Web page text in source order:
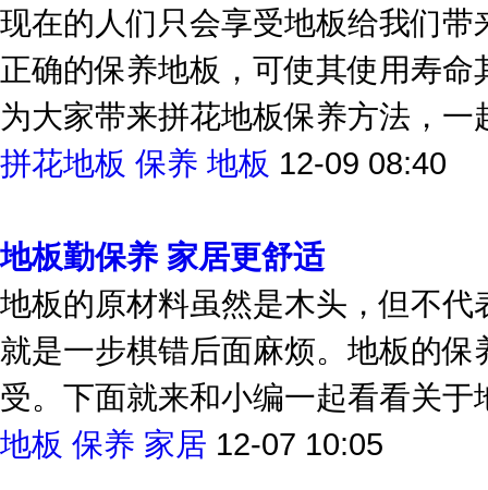
现在的人们只会享受地板给我们
正确的保养地板，可使其使用寿
为大家带来拼花地板保养方法，一
拼花地板 保养 地板
地板勤保养 家居更舒适
地板的原材料虽然是木头，但不
就是一步棋错后面麻烦。地板的
受。下面就来和小编一起看看关于
地板 保养 家居